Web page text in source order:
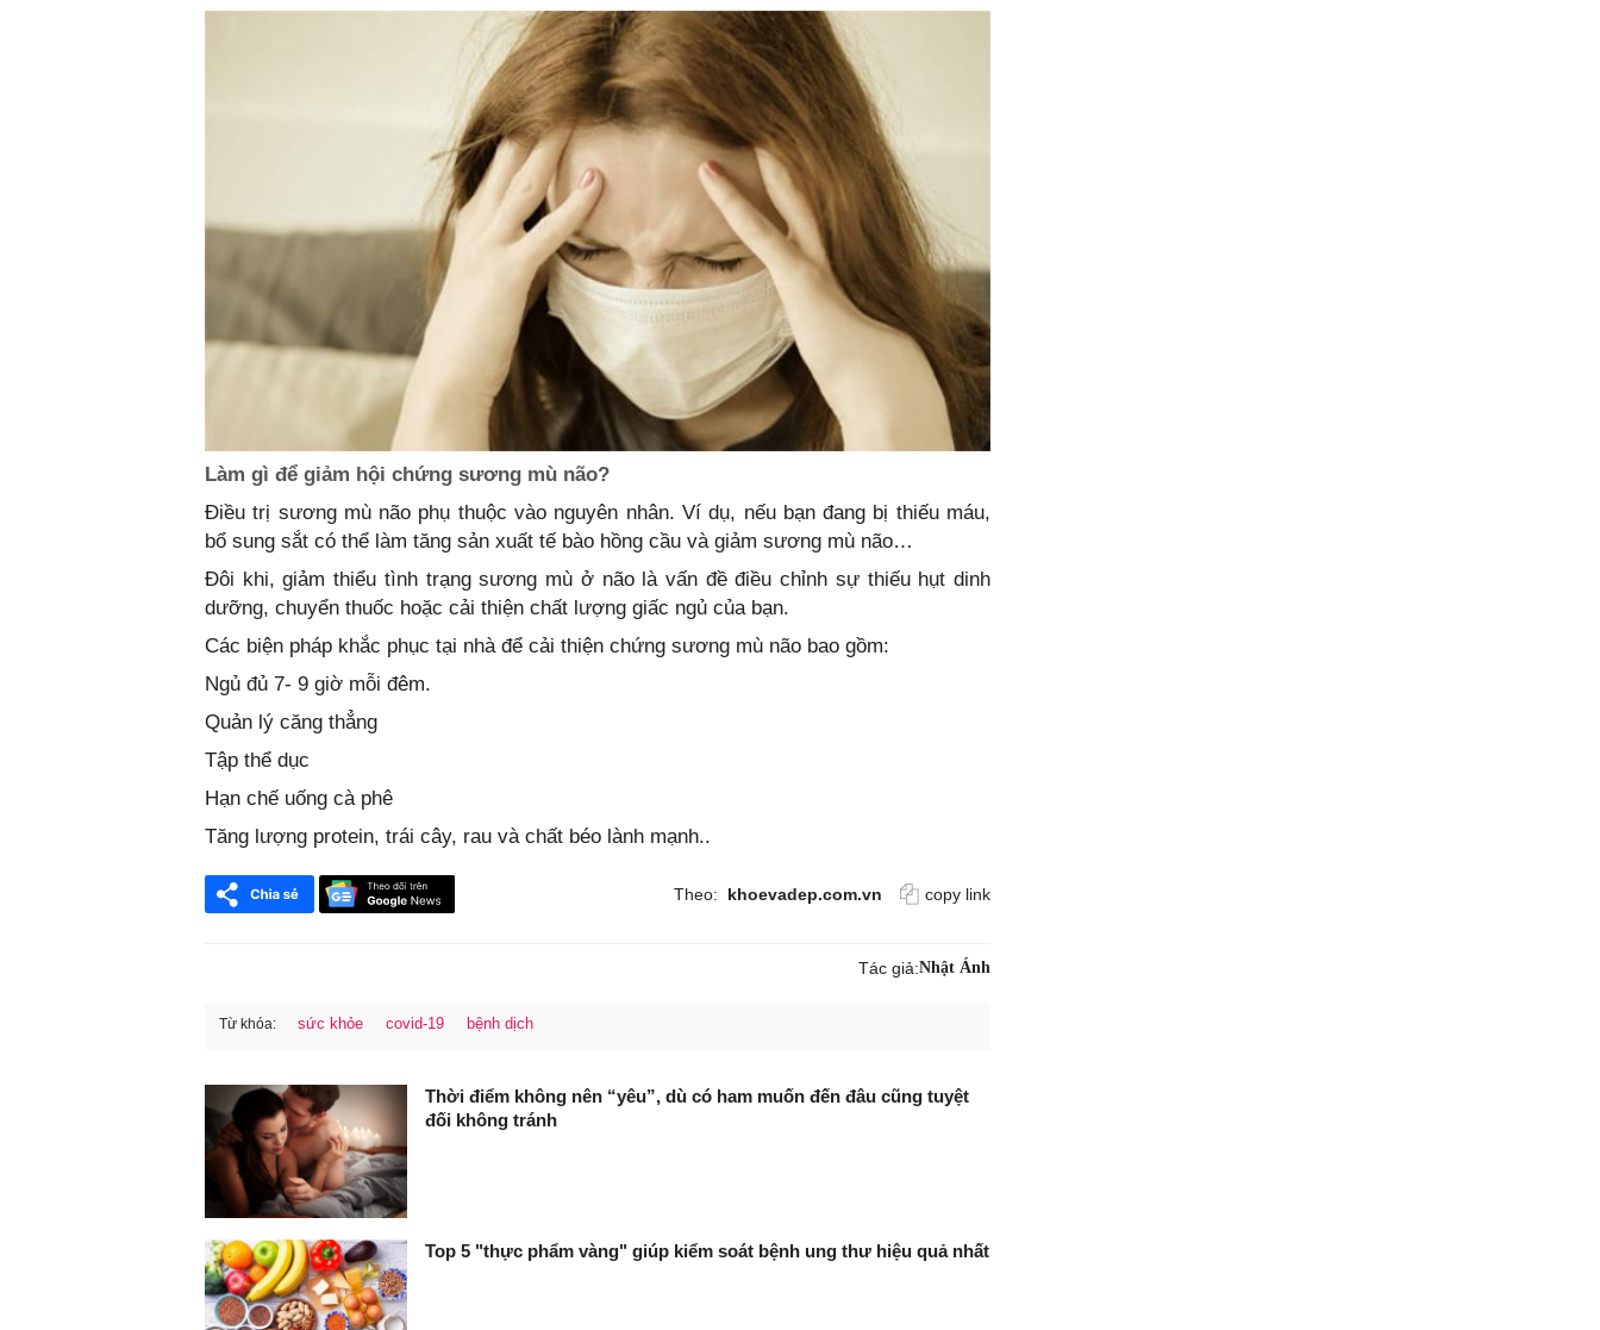
Làm gì để giảm hội chứng sương mù não?
Điều trị sương mù não phụ thuộc vào nguyên nhân. Ví dụ, nếu bạn đang bị thiếu máu,
bổ sung sắt có thể làm tăng sản xuất tế bào hồng cầu và giảm sương mù não…
Đôi khi, giảm thiểu tình trạng sương mù ở não là vấn đề điều chỉnh sự thiếu hụt dinh
dưỡng, chuyển thuốc hoặc cải thiện chất lượng giấc ngủ của bạn.
Các biện pháp khắc phục tại nhà để cải thiện chứng sương mù não bao gồm:
Ngủ đủ 7- 9 giờ mỗi đêm.
Quản lý căng thẳng
Tập thể dục
Hạn chế uống cà phê
Tăng lượng protein, trái cây, rau và chất béo lành mạnh..
Theo: khoevadep.com.vn copy link
Tác giả:Nhật Ánh
Từ khóa: sức khỏe covid-19 bệnh dịch
Thời điểm không nên “yêu”, dù có ham muốn đến đâu cũng tuyệt
đối không tránh
Top 5 "thực phẩm vàng" giúp kiểm soát bệnh ung thư hiệu quả nhất